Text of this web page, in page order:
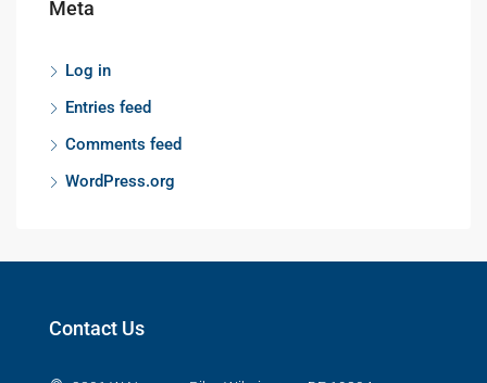
Meta
Log in
Entries feed
Comments feed
WordPress.org
Contact Us